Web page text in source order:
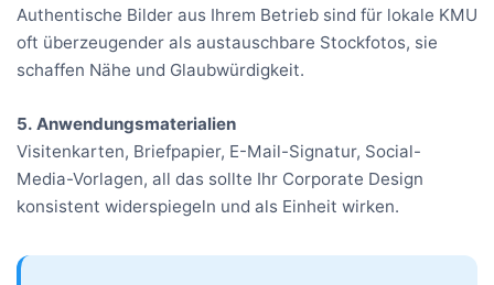
Authentische Bilder aus Ihrem Betrieb sind für lokale KMU
oft überzeugender als austauschbare Stockfotos, sie
schaffen Nähe und Glaubwürdigkeit.
5. Anwendungsmaterialien
Visitenkarten, Briefpapier, E-Mail-Signatur, Social-
Media-Vorlagen, all das sollte Ihr Corporate Design
konsistent widerspiegeln und als Einheit wirken.